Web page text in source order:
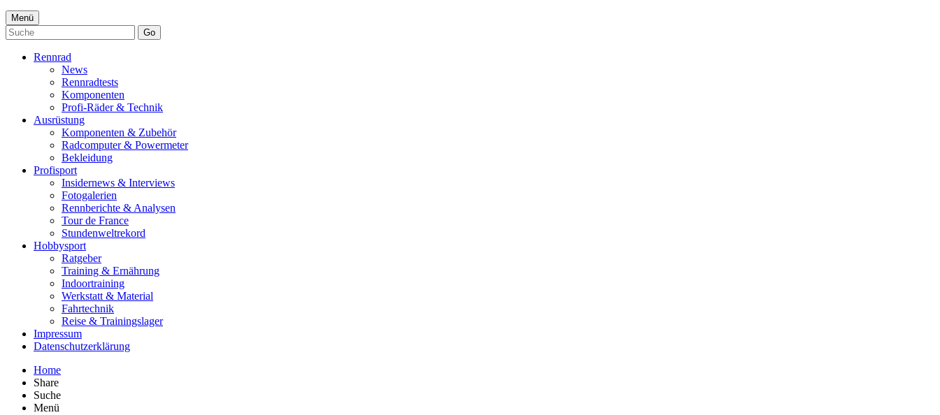
Menü
Go
Rennrad
News
Rennradtests
Komponenten
Profi-Räder & Technik
Ausrüstung
Komponenten & Zubehör
Radcomputer & Powermeter
Bekleidung
Profisport
Insidernews & Interviews
Fotogalerien
Rennberichte & Analysen
Tour de France
Stundenweltrekord
Hobbysport
Ratgeber
Training & Ernährung
Indoortraining
Werkstatt & Material
Fahrtechnik
Reise & Trainingslager
Impressum
Datenschutzerklärung
Home
Share
Suche
Menü